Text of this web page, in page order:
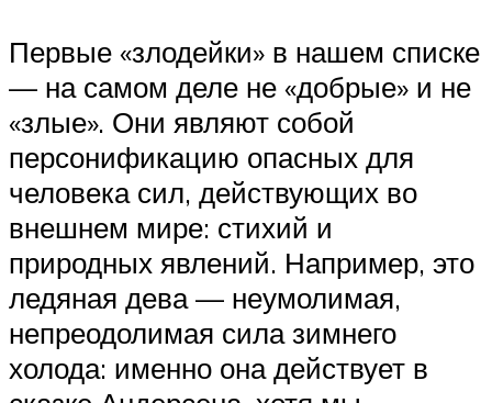
Первые «злодейки» в нашем списке
— на самом деле не «добрые» и не
«злые». Они являют собой
персонификацию опасных для
человека сил, действующих во
внешнем мире: стихий и
природных явлений. Например, это
ледяная дева — неумолимая,
непреодолимая сила зимнего
холода: именно она действует в